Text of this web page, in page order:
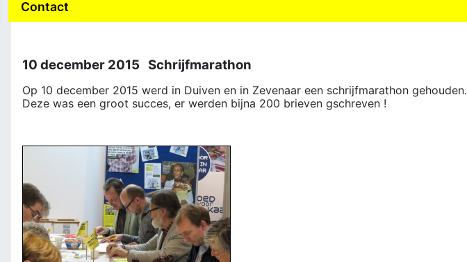
Contact
10 december 2015 Schrijfmarathon
Op 10 december 2015 werd in Duiven en in Zevenaar een schrijfmarathon gehouden.
Deze was een groot succes, er werden bijna 200 brieven gschreven !